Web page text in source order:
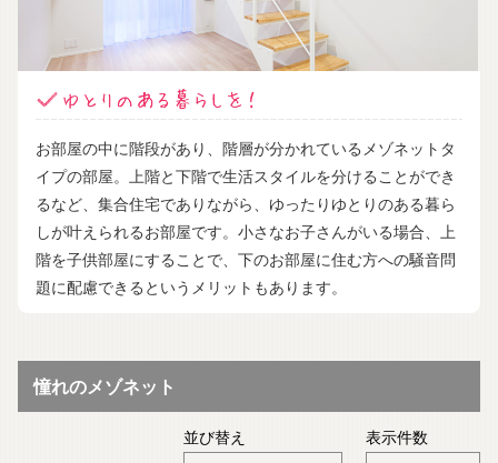
お部屋の中に階段があり、階層が分かれているメゾネットタ
イプの部屋。上階と下階で生活スタイルを分けることができ
るなど、集合住宅でありながら、ゆったりゆとりのある暮ら
しが叶えられるお部屋です。小さなお子さんがいる場合、上
階を子供部屋にすることで、下のお部屋に住む方への騒音問
題に配慮できるというメリットもあります。
憧れのメゾネット
並び替え 表示件数